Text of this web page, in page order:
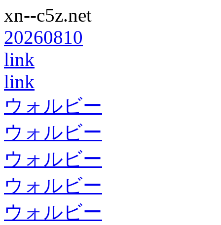
xn--c5z.net
20260810
link
link
ウォルビー
ウォルビー
ウォルビー
ウォルビー
ウォルビー